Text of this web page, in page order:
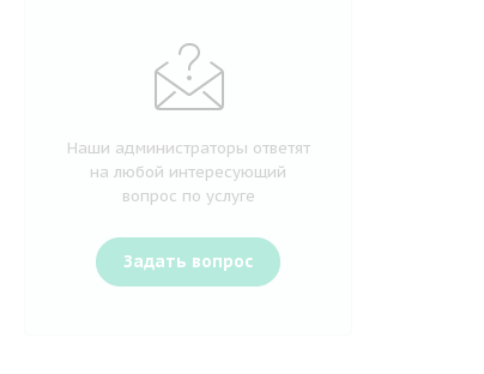
Наши администраторы ответят
на любой интересующий
вопрос по услуге
Задать вопрос